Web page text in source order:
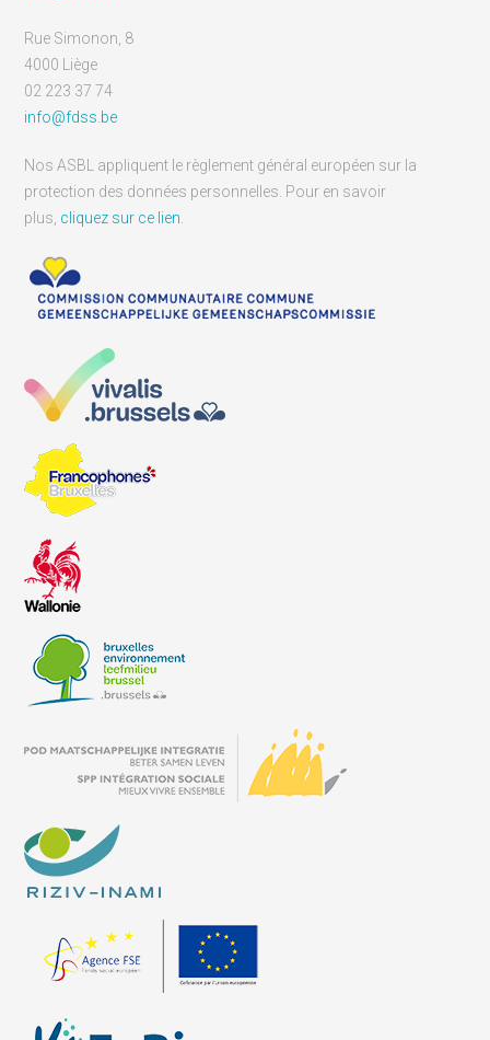
Rue Simonon, 8
4000 Liège
02 223 37 74
info@fdss.be
Nos ASBL appliquent le règlement général européen sur la
protection des données personnelles. Pour en savoir
plus, cliquez sur ce lien